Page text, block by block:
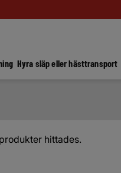
Hyra släp eller hästtransport
hittades.